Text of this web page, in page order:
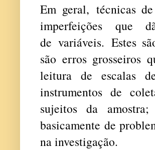
Em geral, técnicas
imperfeições que
de variáveis. Estes
são erros grosseiros
leitura de escalas
instrumentos de
sujeitos da
basicamente de
na investigação.